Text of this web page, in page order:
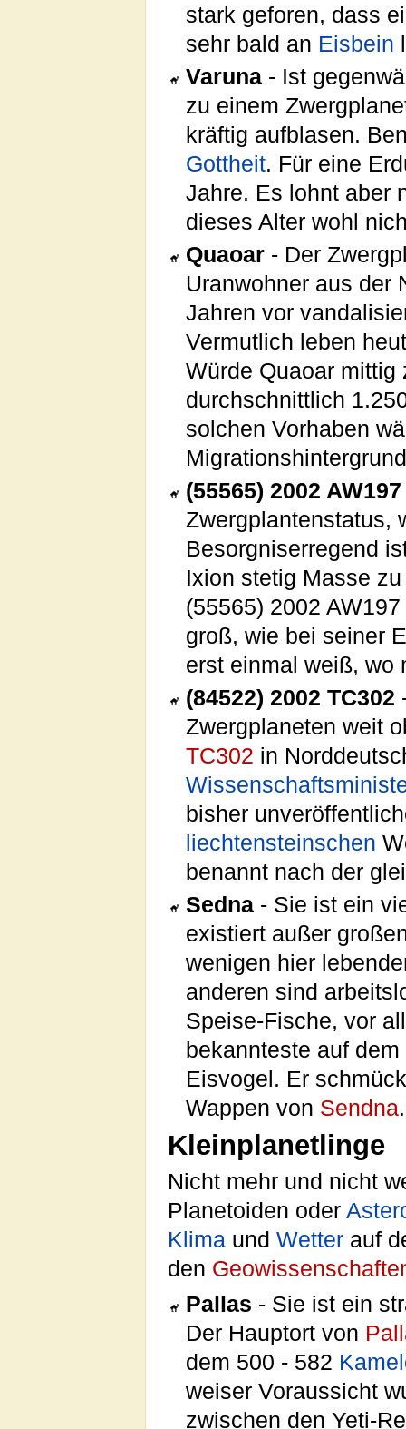
stark geforen, dass
sehr bald an Eisbein
Varuna - Ist
zu einem
kräftig aufblasen.
Gottheit. Für eine
Jahre. Es lohnt aber
dieses Alter wohl
Quaoar - Der
Uranwohner aus der
Jahren vor
Vermutlich leben
Würde Quaoar
durchschnittlich
solchen Vorhaben
(55565) 2002 AW197
Zwergplantenstatus,
Besorgniserregend
Ixion stetig Masse
(55565) 2002
groß, wie bei seiner
erst einmal weiß, wo
(84522) 2002 TC302
Zwergplaneten weit
TC302 in
bisher
liechtensteinschen
benannt nach der
Sedna - Sie ist ein
existiert außer
wenigen hier
anderen sind
Speise-Fische, vor
bekannteste auf
Eisvogel. Er
Wappen von Sendna.
Kleinplanetlinge
Nicht mehr und nicht
Planetoiden oder
Klima und Wetter auf
den
Pallas - Sie ist ein
Der Hauptort von
dem 500 - 582
weiser Voraussicht
zwischen den Yeti-